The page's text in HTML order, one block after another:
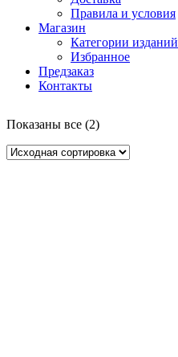
Правила и условия
Магазин
Категории изданий
Избранное
Предзаказ
Контакты
Показаны все (2)